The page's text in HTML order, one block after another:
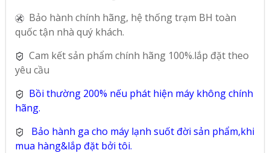
Bảo hành chính hãng, hệ thống trạm BH toàn
quốc tận nhà quý khách.
Cam kết sản phẩm chính hãng 100%.lắp đặt theo
yêu cầu
Bồi thường 200% nếu phát hiện máy không chính
hãng.
Bảo hành ga cho máy lạnh suốt đời sản phẩm,khi
mua hàng&lắp đặt bởi tôi.